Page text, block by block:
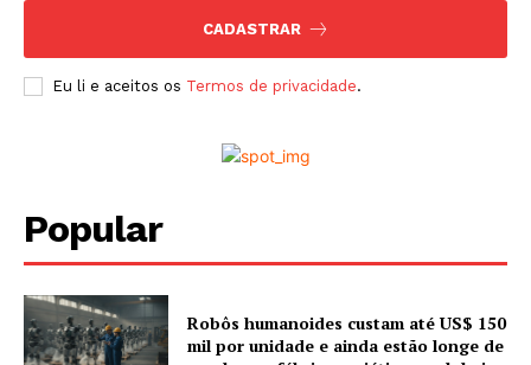
CADASTRAR
Eu li e aceitos os Termos de privacidade.
Popular
Robôs humanoides custam até US$ 150
mil por unidade e ainda estão longe de